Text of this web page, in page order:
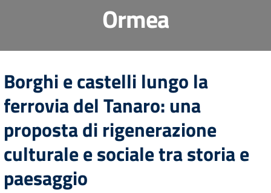
Ormea
Borghi e castelli lungo la
ferrovia del Tanaro: una
proposta di rigenerazione
culturale e sociale tra storia e
paesaggio